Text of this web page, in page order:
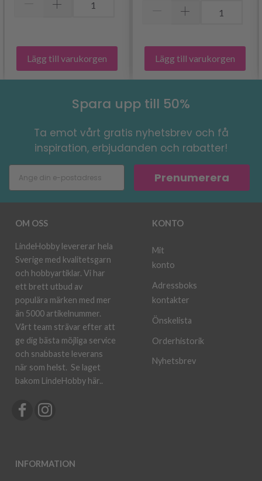
Lägg till varukorgen Lägg till varukorgen
Spara upp till 50%
Ta emot vårt gratis nyhetsbrev och få
inspiration, erbjudanden och rabatter!
Prenumerera
OM OSS
LindeHobby levererar hela
Sverige med kvalitetsgarn
och hobbyartiklar. Vi har
ett brett utbud av
populära märken med mer
än 5000 artikelnummer.
Vårt team strävar efter att
ge dig bästa möjliga service
och snabbaste leverans
när som helst. Se laget
bakom LindeHobby här..
INFORMATION
KONTO
Mit
konto
Adressboks
kontakter
Önskelista
Orderhistorik
Nyhetsbrev